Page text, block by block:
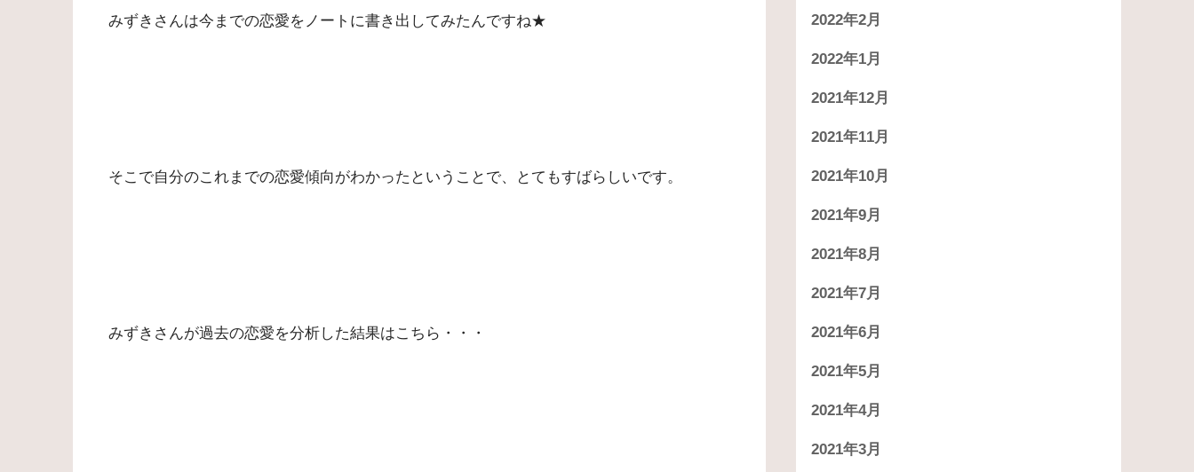
みずきさんは今までの恋愛をノートに書き出してみたんですね★
そこで自分のこれまでの恋愛傾向がわかったということで、とてもすばらしいです。
みずきさんが過去の恋愛を分析した結果はこちら・・・
2022年2月
2022年1月
2021年12月
2021年11月
2021年10月
2021年9月
2021年8月
2021年7月
2021年6月
2021年5月
2021年4月
2021年3月